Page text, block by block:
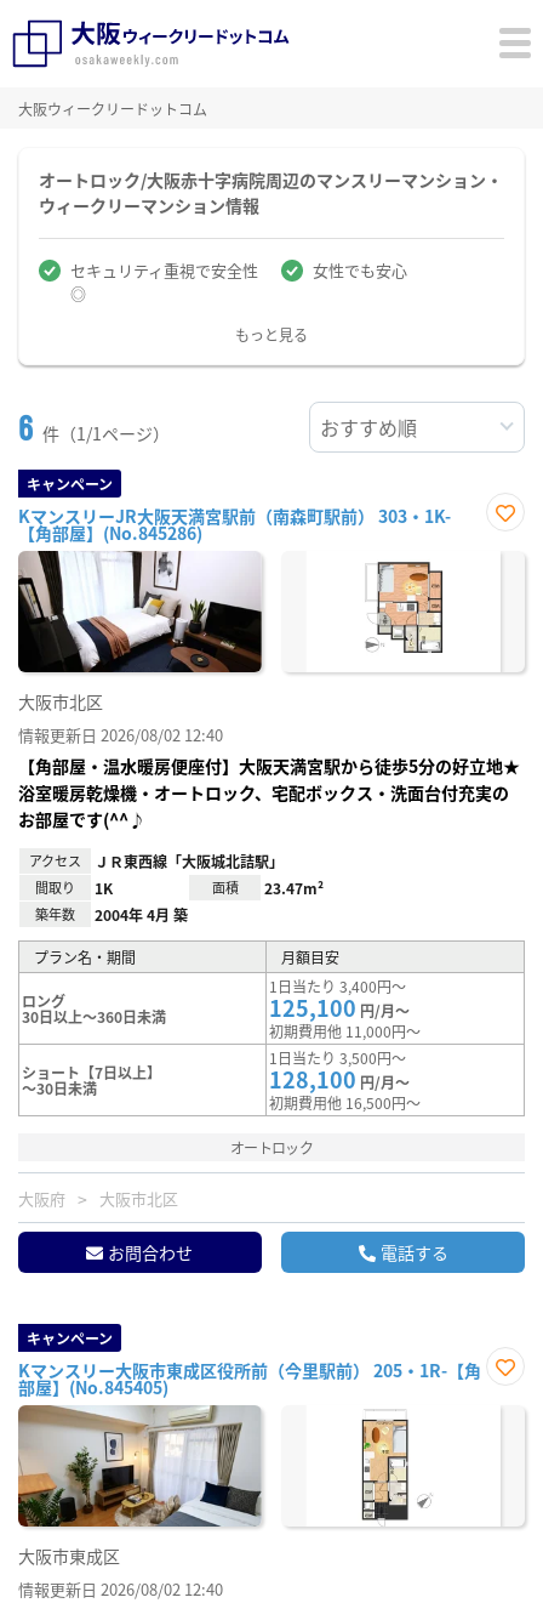
大阪ウィークリードットコム
オートロック/大阪赤十字病院周辺のマンスリーマンション・
ウィークリーマンション情報
セキュリティ重視で安全性
◎
女性でも安心
もっと見る
6 件（1/1ページ）
キャンペーン
KマンスリーJR大阪天満宮駅前（南森町駅前） 303・1K-
【角部屋】(No.845286)
に入
大阪市北区
情報更新日 2026/08/02 12:40
【角部屋・温水暖房便座付】大阪天満宮駅から徒歩5分の好立地★
浴室暖房乾燥機・オートロック、宅配ボックス・洗面台付充実の
お部屋です(^^♪
アクセス ＪＲ東西線「大阪城北詰駅」
間取り 1K 面積 23.47m²
築年数 2004年 4月 築
プラン名・期間 月額目安
ロング
30日以上～360日未満
1日当たり 3,400円～
125,100 円/月～
初期費用他 11,000円～
ショート【7日以上】
～30日未満
1日当たり 3,500円～
128,100 円/月～
初期費用他 16,500円～
オートロック
大阪府 大阪市北区
お問合わせ 電話する
キャンペーン
Kマンスリー大阪市東成区役所前（今里駅前） 205・1R-【角
部屋】(No.845405)
に入
大阪市東成区
情報更新日 2026/08/02 12:40